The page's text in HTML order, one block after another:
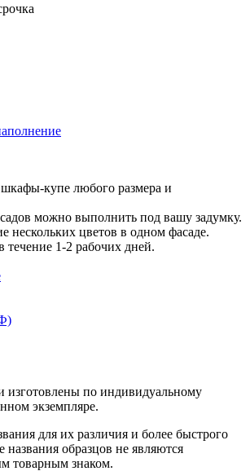
купе любого размера и
можно выполнить под вашу задумку.
нескольких цветов в одном фасаде.
течение 1-2 рабочих дней.
изготовлены по индивидуальному
экземпляре.
для их различия и более быстрого
названия образцов не являются
товарным знаком.